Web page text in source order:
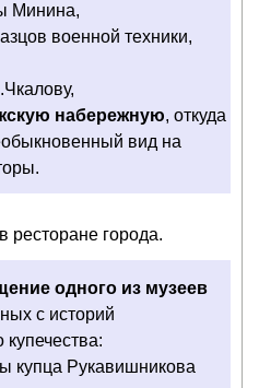
Минина,
военной техники,
набережную, откуда
вид на
в ресторане города.
одного из музеев
с историй
купечества:
купца Рукавишникова